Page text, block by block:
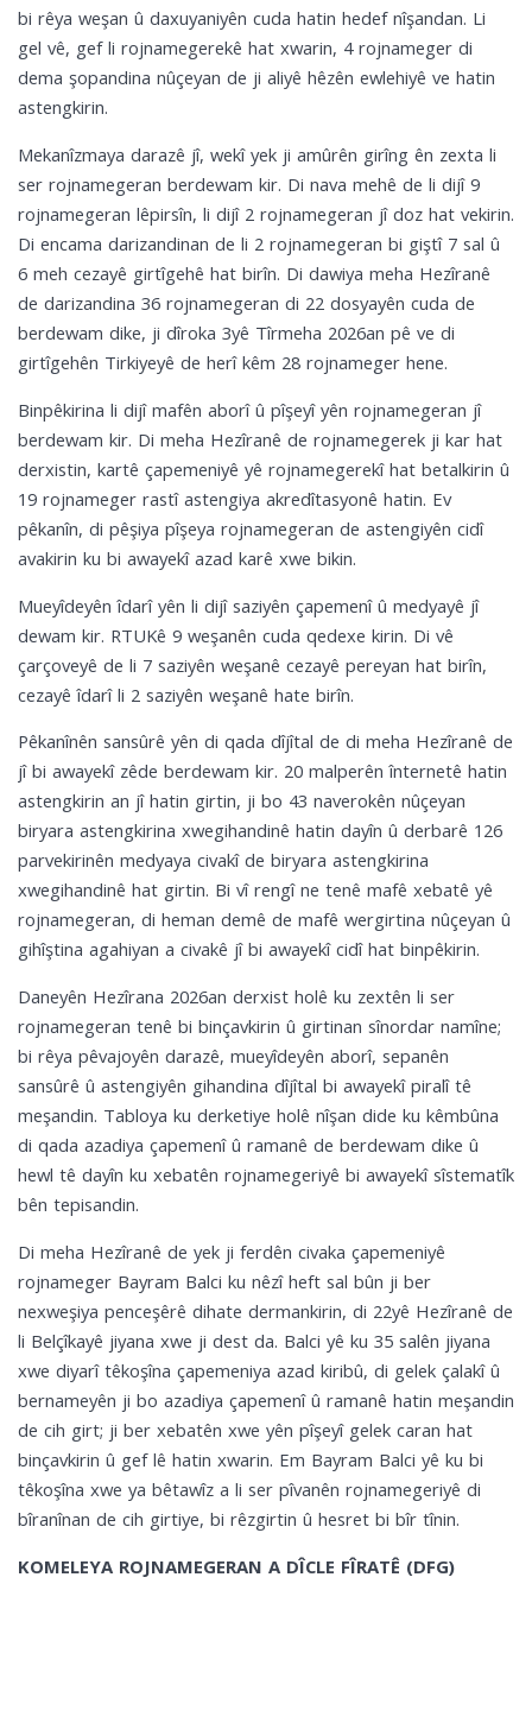
bi rêya weşan û daxuyaniyên cuda hatin hedef nîşandan. Li
gel vê, gef li rojnamegerekê hat xwarin, 4 rojnameger di
dema şopandina nûçeyan de ji aliyê hêzên ewlehiyê ve hatin
astengkirin.
Mekanîzmaya darazê jî, wekî yek ji amûrên girîng ên zexta li
ser rojnamegeran berdewam kir. Di nava mehê de li dijî 9
rojnamegeran lêpirsîn, li dijî 2 rojnamegeran jî doz hat vekirin.
Di encama darizandinan de li 2 rojnamegeran bi giştî 7 sal û
6 meh cezayê girtîgehê hat birîn. Di dawiya meha Hezîranê
de darizandina 36 rojnamegeran di 22 dosyayên cuda de
berdewam dike, ji dîroka 3yê Tîrmeha 2026an pê ve di
girtîgehên Tirkiyeyê de herî kêm 28 rojnameger hene.
Binpêkirina li dijî mafên aborî û pîşeyî yên rojnamegeran jî
berdewam kir. Di meha Hezîranê de rojnamegerek ji kar hat
derxistin, kartê çapemeniyê yê rojnamegerekî hat betalkirin û
19 rojnameger rastî astengiya akredîtasyonê hatin. Ev
pêkanîn, di pêşiya pîşeya rojnamegeran de astengiyên cidî
avakirin ku bi awayekî azad karê xwe bikin.
Mueyîdeyên îdarî yên li dijî saziyên çapemenî û medyayê jî
dewam kir. RTUKê 9 weşanên cuda qedexe kirin. Di vê
çarçoveyê de li 7 saziyên weşanê cezayê pereyan hat birîn,
cezayê îdarî li 2 saziyên weşanê hate birîn.
Pêkanînên sansûrê yên di qada dîjîtal de di meha Hezîranê de
jî bi awayekî zêde berdewam kir. 20 malperên înternetê hatin
astengkirin an jî hatin girtin, ji bo 43 naverokên nûçeyan
biryara astengkirina xwegihandinê hatin dayîn û derbarê 126
parvekirinên medyaya civakî de biryara astengkirina
xwegihandinê hat girtin. Bi vî rengî ne tenê mafê xebatê yê
rojnamegeran, di heman demê de mafê wergirtina nûçeyan û
gihîştina agahiyan a civakê jî bi awayekî cidî hat binpêkirin.
Daneyên Hezîrana 2026an derxist holê ku zextên li ser
rojnamegeran tenê bi binçavkirin û girtinan sînordar namîne;
bi rêya pêvajoyên darazê, mueyîdeyên aborî, sepanên
sansûrê û astengiyên gihandina dîjîtal bi awayekî piralî tê
meşandin. Tabloya ku derketiye holê nîşan dide ku kêmbûna
di qada azadiya çapemenî û ramanê de berdewam dike û
hewl tê dayîn ku xebatên rojnamegeriyê bi awayekî sîstematîk
bên tepisandin.
Di meha Hezîranê de yek ji ferdên civaka çapemeniyê
rojnameger Bayram Balci ku nêzî heft sal bûn ji ber
nexweşiya penceşêrê dihate dermankirin, di 22yê Hezîranê de
li Belçîkayê jiyana xwe ji dest da. Balci yê ku 35 salên jiyana
xwe diyarî têkoşîna çapemeniya azad kiribû, di gelek çalakî û
bernameyên ji bo azadiya çapemenî û ramanê hatin meşandin
de cih girt; ji ber xebatên xwe yên pîşeyî gelek caran hat
binçavkirin û gef lê hatin xwarin. Em Bayram Balci yê ku bi
têkoşîna xwe ya bêtawîz a li ser pîvanên rojnamegeriyê di
bîranînan de cih girtiye, bi rêzgirtin û hesret bi bîr tînin.
KOMELEYA ROJNAMEGERAN A DÎCLE FÎRATÊ (DFG)